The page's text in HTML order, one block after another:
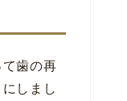
歯の再
しまし